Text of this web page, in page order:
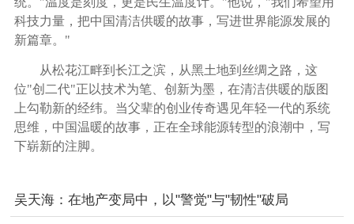
科技力量，把中国清洁供暖的故事，写进世界能源发展的
新篇章。"
从松花江畔到长江之滨，从黑土地到丝绸之路，这
位"创二代"正以技术为笔、创新为墨，在清洁供暖的版图
上勾勒新的经纬。当父辈的创业传奇遇见年轻一代的系统
思维，中国温暖的故事，正在全球能源转型的浪潮中，写
下崭新的注脚。
吴天海：在地产变局中，以"警觉"与"韧性"破局